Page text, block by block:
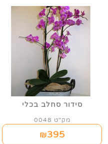
סידור סחלב בכלי
מק"ט 0048
₪395